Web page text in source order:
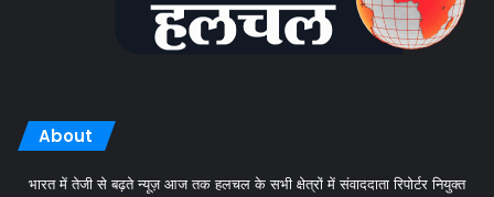
About
भारत में तेजी से बढ़ते न्यूज़ आज तक हलचल के सभी क्षेत्रों में संवाददाता रिपोर्टर नियुक्त